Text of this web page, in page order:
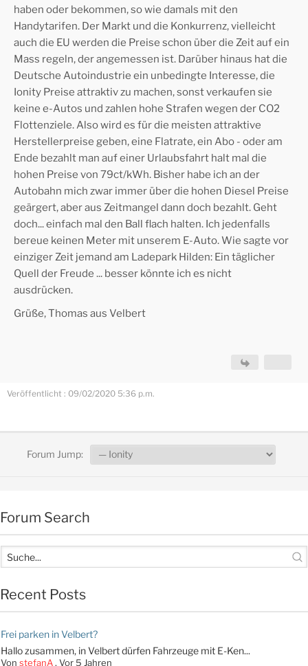
haben oder bekommen, so wie damals mit den
Handytarifen. Der Markt und die Konkurrenz, vielleicht
auch die EU werden die Preise schon über die Zeit auf ein
Mass regeln, der angemessen ist. Darüber hinaus hat die
Deutsche Autoindustrie ein unbedingte Interesse, die
Ionity Preise attraktiv zu machen, sonst verkaufen sie
keine e-Autos und zahlen hohe Strafen wegen der CO2
Flottenziele. Also wird es für die meisten attraktive
Herstellerpreise geben, eine Flatrate, ein Abo - oder am
Ende bezahlt man auf einer Urlaubsfahrt halt mal die
hohen Preise von 79ct/kWh. Bisher habe ich an der
Autobahn mich zwar immer über die hohen Diesel Preise
geärgert, aber aus Zeitmangel dann doch bezahlt. Geht
doch... einfach mal den Ball flach halten. Ich jedenfalls
bereue keinen Meter mit unserem E-Auto. Wie sagte vor
einziger Zeit jemand am Ladepark Hilden: Ein täglicher
Quell der Freude ... besser könnte ich es nicht
ausdrücken.
Grüße, Thomas aus Velbert
Veröffentlicht : 09/02/2020 5:36 p.m.
Forum Jump:
Forum Search
Recent Posts
Frei parken in Velbert?
Hallo zusammen, in Velbert dürfen Fahrzeuge mit E-Ken...
Von stefanA , Vor 5 Jahren